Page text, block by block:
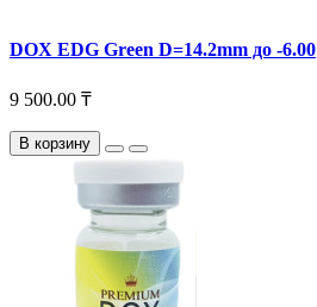
DOX EDG Green D=14.2mm до -6.00
9 500.00 ₸
В корзину